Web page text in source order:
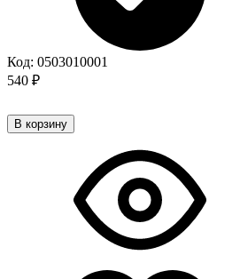
Код: 0503010001
540 ₽
В корзину